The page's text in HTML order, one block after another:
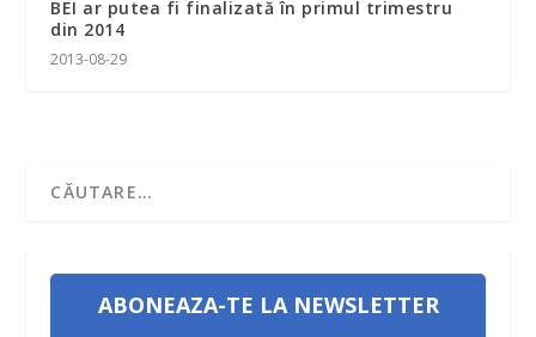
BEI ar putea fi finalizată în primul trimestru
din 2014
2013-08-29
ABONEAZA-TE LA NEWSLETTER